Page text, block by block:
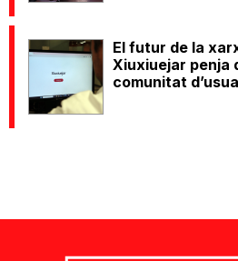
El futur de la
Xiuxiuejar penja
comunitat